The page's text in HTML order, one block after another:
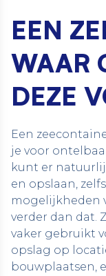
EEN
WAAR
DEZE
Een
je voor
kunt er
en opslaan, zelfs
mogelijkheden
verder dan dat.
vaker gebruikt
opslag op
bouwplaatsen,